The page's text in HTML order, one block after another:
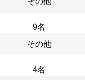
9名
その他
4名